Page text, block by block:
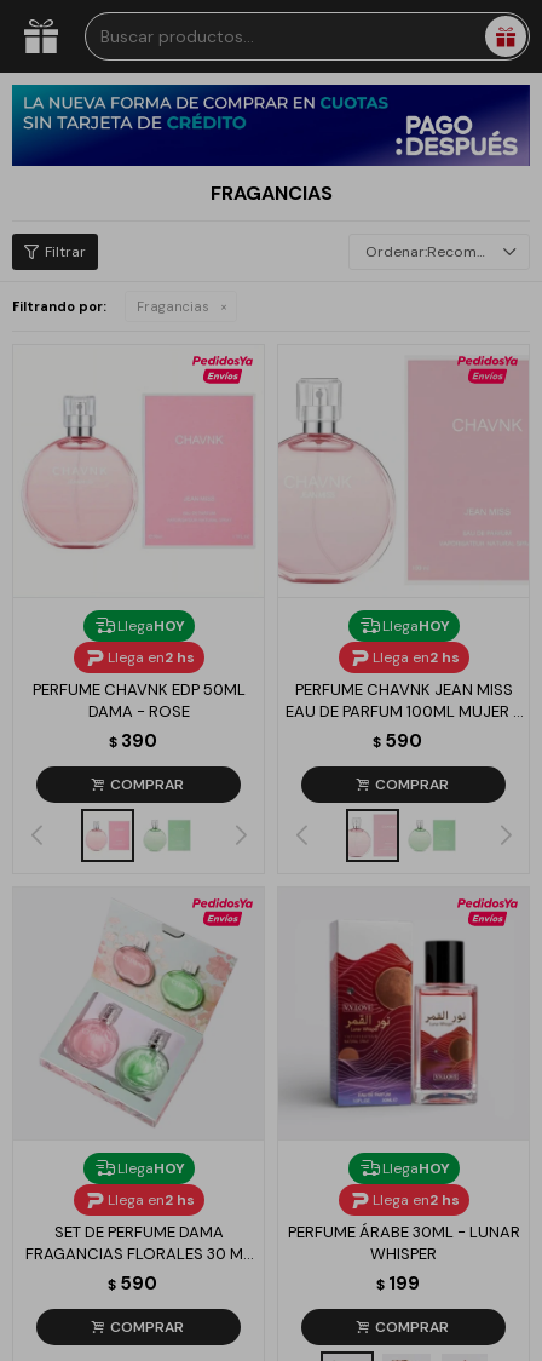
FRAGANCIAS
Recomendados
Filtrando por: Fragancias
LlegaHOY
Llega en2 hs
PERFUME CHAVNK EDP 50ML
DAMA - ROSE
$ 390
LlegaHOY
Llega en2 hs
PERFUME CHAVNK JEAN MISS
EAU DE PARFUM 100ML MUJER -
ROSE
$ 590
LlegaHOY
Llega en2 hs
SET DE PERFUME DAMA
FRAGANCIAS FLORALES 30 ML
X2
$ 590
LlegaHOY
Llega en2 hs
PERFUME ÁRABE 30ML - LUNAR
WHISPER
$ 199